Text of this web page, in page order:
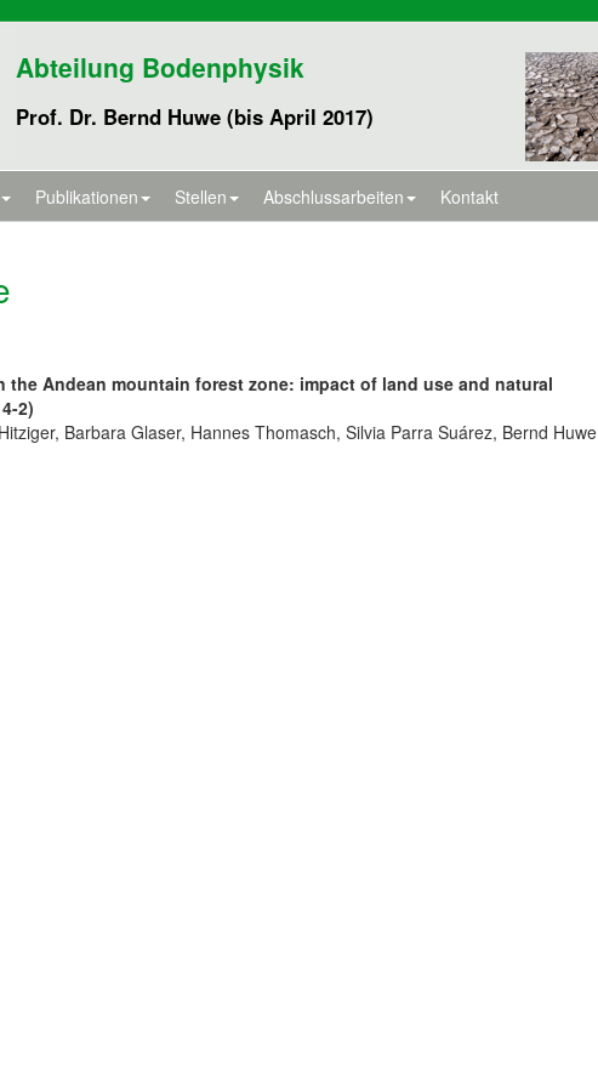
Abteilung Bodenphysik
Prof. Dr. Bernd Huwe (bis April 2017)
Publikationen Stellen Abschlussarbeiten Kontakt
Andean mountain forest zone: impact of land use and natural
2)
Barbara Glaser, Hannes Thomasch, Silvia Parra Suárez, Bernd Huwe